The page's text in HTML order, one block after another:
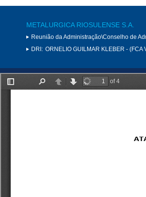
METALURGICA RIOSULENSE S.A.
Reunião da Administração\Conselho de
DRI: ORNELIO GUILMAR KLEBER - (FCA